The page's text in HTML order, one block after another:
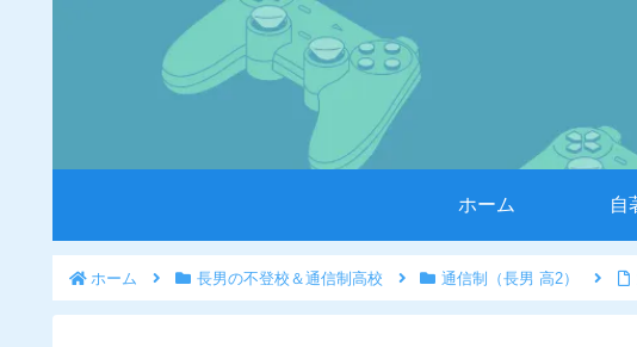
ホーム 自
ホーム 長男の不登校＆通信制高校 通信制（長男 高2）